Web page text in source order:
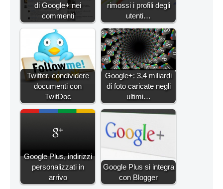
di Google+ nei
commenti
rimossi i profili degli
utenti…
Twitter, condividere
documenti con
TwitDoc
Google+: 3,4 miliardi
di foto caricate negli
ultimi…
Google Plus, indirizzi
personalizzati in
arrivo
Google Plus si integra
con Blogger